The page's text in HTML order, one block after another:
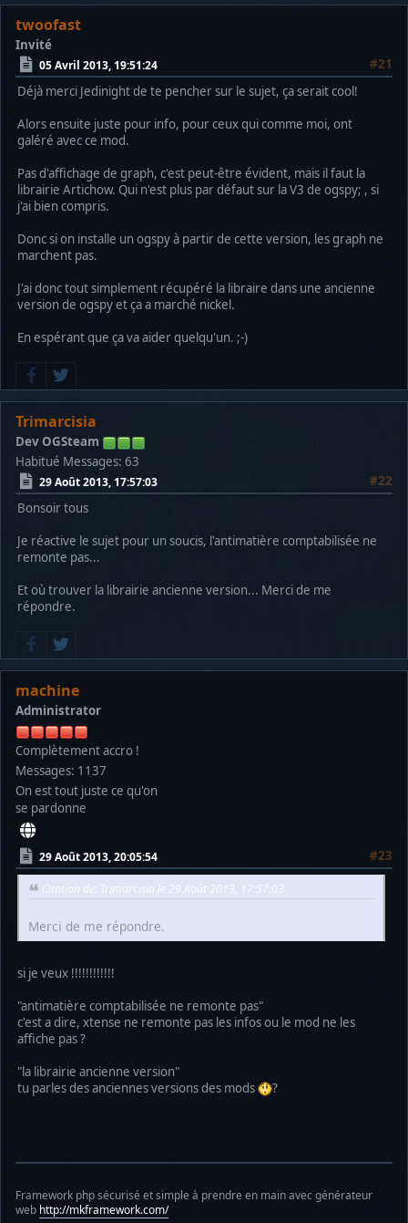
twoofast
Invité
05 Avril 2013, 19:51:24
#21
Déjà merci Jedinight de te pencher sur le sujet, ça serait cool!
Alors ensuite juste pour info, pour ceux qui comme moi, ont
galéré avec ce mod.
Pas d'affichage de graph, c'est peut-être évident, mais il faut la
librairie Artichow. Qui n'est plus par défaut sur la V3 de ogspy; , si
j'ai bien compris.
Donc si on installe un ogspy à partir de cette version, les graph ne
marchent pas.
J'ai donc tout simplement récupéré la libraire dans une ancienne
version de ogspy et ça a marché nickel.
En espérant que ça va aider quelqu'un. ;-)
Trimarcisia
Dev OGSteam
Habitué Messages: 63
29 Août 2013, 17:57:03
#22
Bonsoir tous
Je réactive le sujet pour un soucis, l'antimatière comptabilisée ne
remonte pas...
Et où trouver la librairie ancienne version... Merci de me
répondre.
machine
Administrator
Complètement accro !
Messages: 1137
On est tout juste ce qu'on
se pardonne
29 Août 2013, 20:05:54 #23
Citation de: Trimarcisia le 29 Août 2013, 17:57:03
Merci de me répondre.
si je veux !!!!!!!!!!!!
"antimatière comptabilisée ne remonte pas"
c'est a dire, xtense ne remonte pas les infos ou le mod ne les
affiche pas ?
"la librairie ancienne version"
tu parles des anciennes versions des mods
?
Framework php sécurisé et simple à prendre en main avec générateur
web http://mkframework.com/